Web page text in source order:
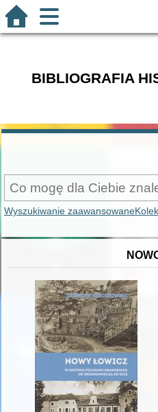
BIBLIOGRAFIA
Wyszukiwanie zaawansowane